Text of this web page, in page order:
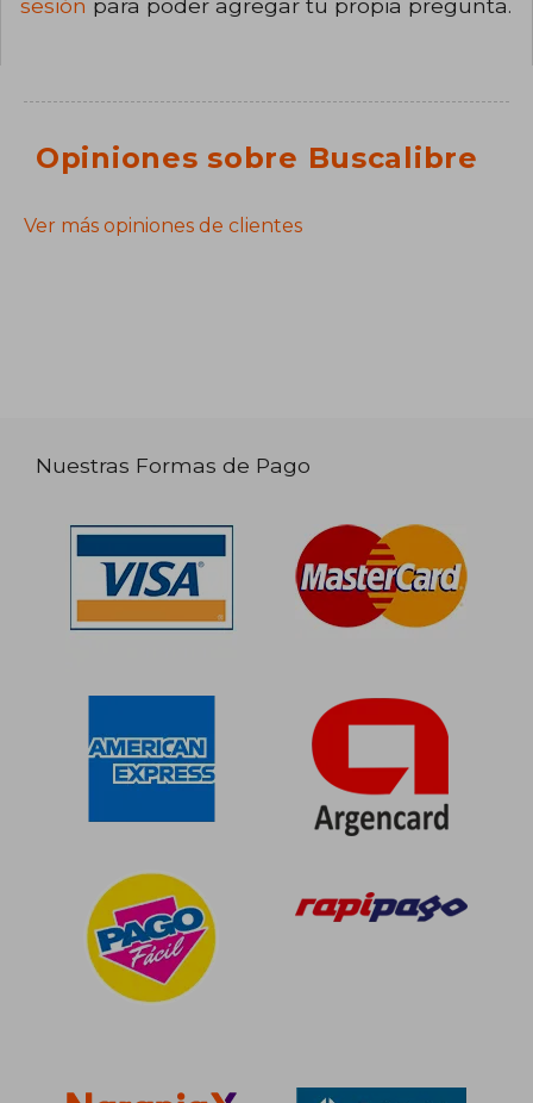
sesión para poder agregar tu propia pregunta.
Opiniones sobre Buscalibre
Ver más opiniones de clientes
Nuestras Formas de Pago